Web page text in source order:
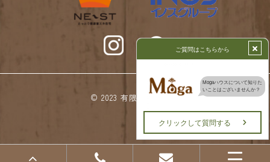
© 2023 有限会社高下組